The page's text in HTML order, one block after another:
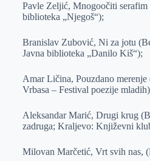
Pavle Zeljić, Mnogoočiti
biblioteka „Njegoš“);
Branislav Zubović, Ni za jotu
Javna biblioteka „Danilo Kiš“);
Amar Ličina, Pouzdano
Vrbasa – Festival poezije
Aleksandar Marić, Drugi krug
zadruga; Kraljevo: Književni
Milovan Marčetić, Vrt svih nas,